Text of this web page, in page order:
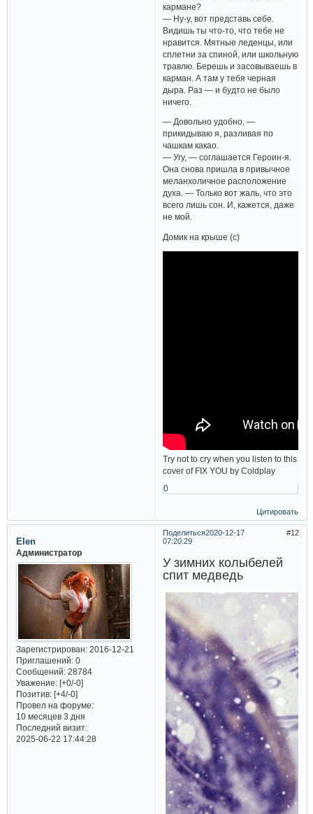
кармане?
— Ну-у, вот представь себе.
Видишь ты что-то, что тебе не
нравится. Мятные леденцы, или
сплетни за спиной, или школьную
травлю. Берешь и засовываешь в
карман. А там у тебя черная
дыра. Раз — и будто не было
ничего.
— Довольно удобно, —
прикидываю я, разливая по
чашкам какао.
— Угу, — соглашается Героин-я.
Она снова пришла в привычное
меланхоличное расположение
духа. — Только вот жаль, что это
всего лишь сон. И, кажется, даже
не мой.
Домик на крыше (с)
Try not to cry when you listen to this
cover of FIX YOU by Coldplay
0
Цитировать
Поделиться 12
2020-12-17
07:20:29
Elen
Администратор
Зарегистрирован: 2016-12-21
Приглашений:0
Сообщений:28784
Уважение: [+0/-0]
Позитив: [+4/-0]
Провел на форуме:
10 месяцев 3 дня
Последний визит:
2025-06-22 17:44:28
У зимних колыбелей
спит медведь